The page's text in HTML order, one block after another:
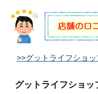
>>グットライフショ
グットライフショッ